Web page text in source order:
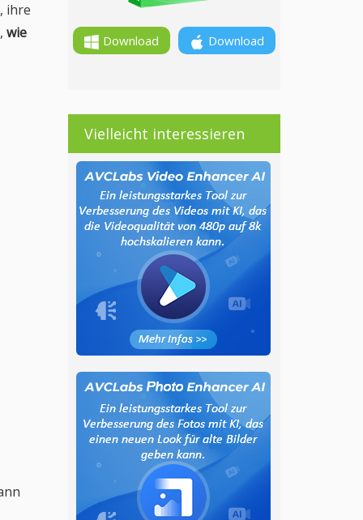
ihre
wie Download Download
Vielleicht interessieren